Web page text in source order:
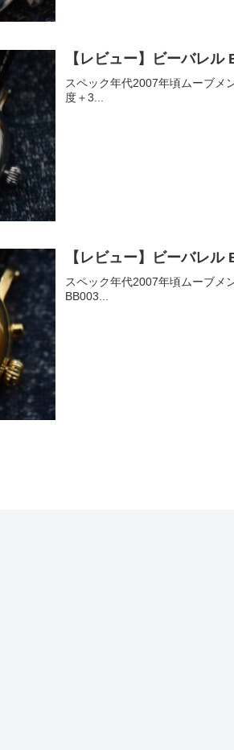
【レビュー】ビーバレル
スペック年代2007年頃ムーブ
度＋3...
【レビュー】ビーバレル
スペック年代2007年頃ムーブメ
BB003...